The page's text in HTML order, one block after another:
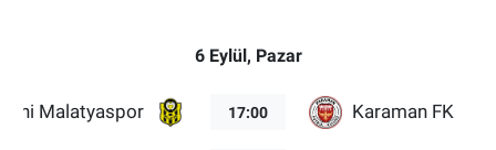
6 Eylül, Pazar
Yeni Malatyaspor 17:00 Karaman FK
İletişim (Künye)